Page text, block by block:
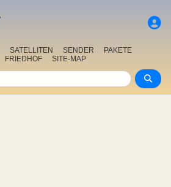
SATELLITEN SENDER
PAKETE
FRIEDHOF SITE-MAP